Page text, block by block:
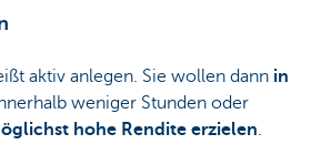
aktiv anlegen. Sie wollen dann in
weniger Stunden oder
hohe Rendite erzielen.